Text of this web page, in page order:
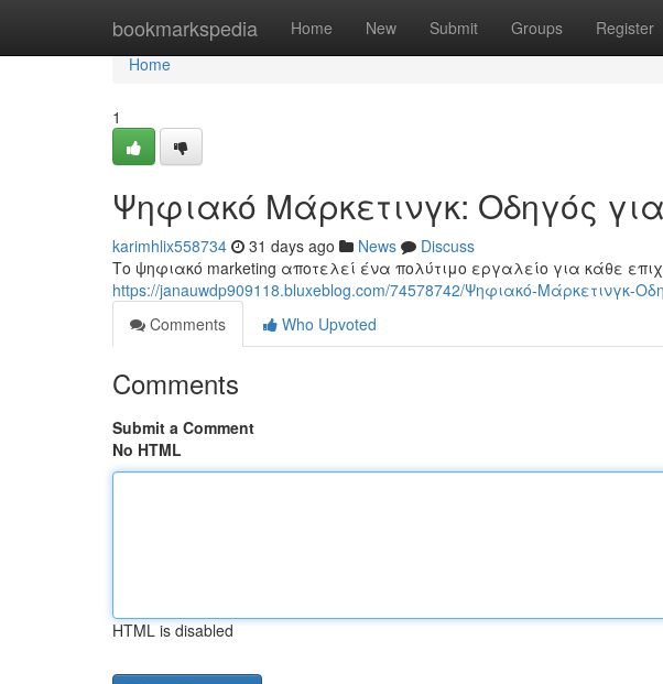
bookmarkspedia Home New Submit Groups Register
Home
Home
1
Ψηφιακό Μάρκετινγκ: Οδηγός
karimhlix558734 31 days ago News
Discuss
Το ψηφιακό marketing αποτελεί ένα πολύτιμο εργαλείο για κάθε
https://janauwdp909118.bluxeblog.com/74578742/Ψηφιακό-Μάρκετινγκ-
Comments
Who Upvoted
Comments
Submit a Comment
No HTML
HTML is disabled